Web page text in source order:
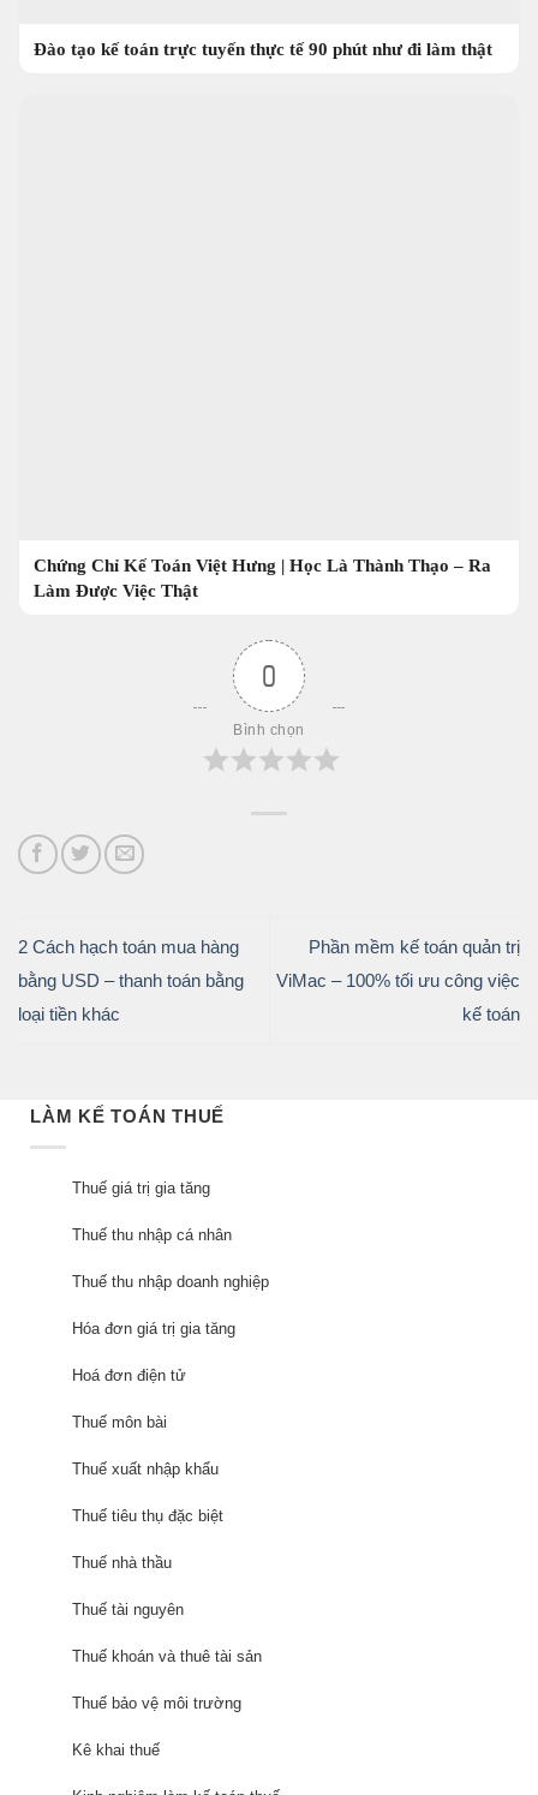
Đào tạo kế toán trực tuyến thực tế 90 phút như đi làm thật
Chứng Chỉ Kế Toán Việt Hưng | Học Là Thành Thạo – Ra
Làm Được Việc Thật
0
Bình chọn
2 Cách hạch toán mua hàng
bằng USD – thanh toán bằng
loại tiền khác
Phần mềm kế toán quản trị
ViMac – 100% tối ưu công việc
kế toán
LÀM KẾ TOÁN THUẾ
Thuế giá trị gia tăng
Thuế thu nhập cá nhân
Thuế thu nhập doanh nghiệp
Hóa đơn giá trị gia tăng
Hoá đơn điện tử
Thuế môn bài
Thuế xuất nhập khẩu
Thuế tiêu thụ đặc biệt
Thuế nhà thầu
Thuế tài nguyên
Thuế khoán và thuê tài sản
Thuế bảo vệ môi trường
Kê khai thuế